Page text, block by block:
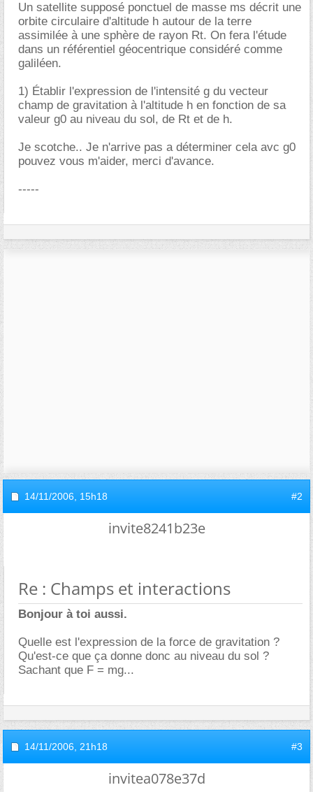
Un satellite supposé ponctuel de masse ms décrit une
orbite circulaire d'altitude h autour de la terre
assimilée à une sphère de rayon Rt. On fera l'étude
dans un référentiel géocentrique considéré comme
galiléen.
1) Établir l'expression de l'intensité g du vecteur
champ de gravitation à l'altitude h en fonction de sa
valeur g0 au niveau du sol, de Rt et de h.
Je scotche.. Je n'arrive pas a déterminer cela avc g0
pouvez vous m'aider, merci d'avance.
-----
14/11/2006, 15h18 #2
invite8241b23e
Re : Champs et interactions
Bonjour à toi aussi.
Quelle est l'expression de la force de gravitation ?
Qu'est-ce que ça donne donc au niveau du sol ?
Sachant que F = mg...
14/11/2006, 21h18 #3
invitea078e37d